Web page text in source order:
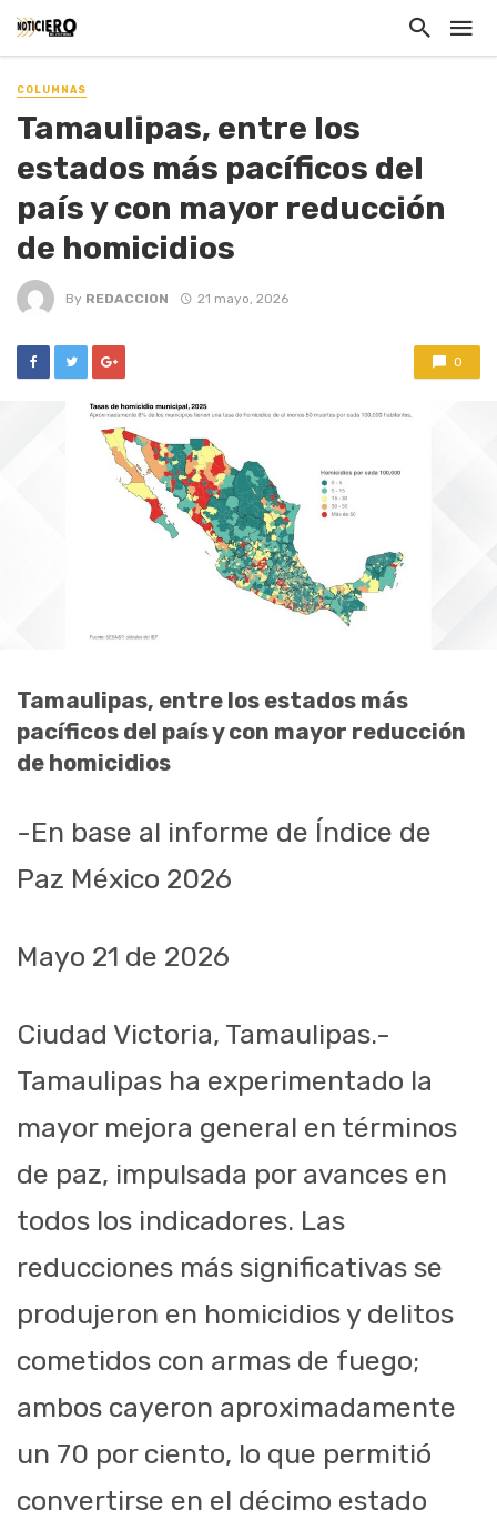
COLUMNAS
Tamaulipas, entre los
estados más pacíficos del
país y con mayor reducción
de homicidios
By REDACCION 21 mayo, 2026
0
Tamaulipas, entre los estados más
pacíficos del país y con mayor reducción
de homicidios
-En base al informe de Índice de
Paz México 2026
Mayo 21 de 2026
Ciudad Victoria, Tamaulipas.-
Tamaulipas ha experimentado la
mayor mejora general en términos
de paz, impulsada por avances en
todos los indicadores. Las
reducciones más significativas se
produjeron en homicidios y delitos
cometidos con armas de fuego;
ambos cayeron aproximadamente
un 70 por ciento, lo que permitió
convertirse en el décimo estado